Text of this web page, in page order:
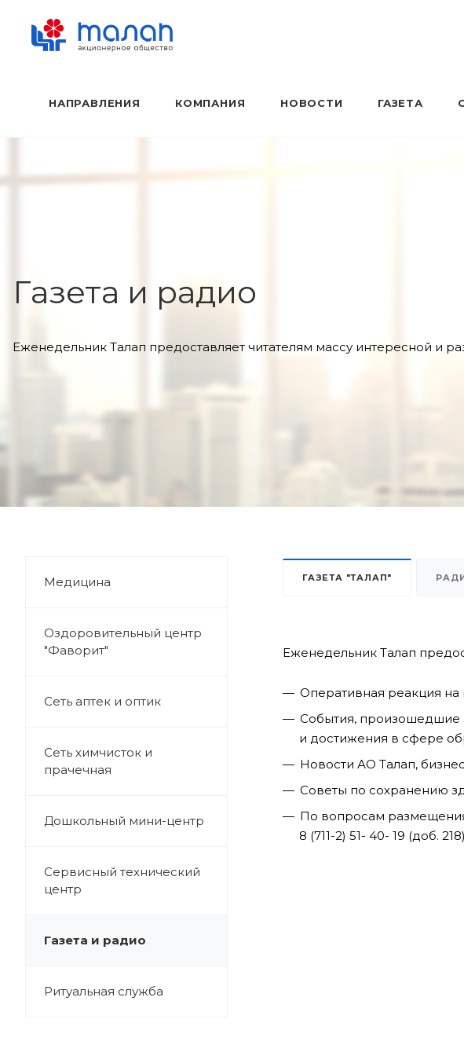
НАПРАВЛЕНИЯ КОМПАНИЯ НОВОСТИ ГАЗЕТА
Газета и радио
Еженедельник Талап предоставляет читателям массу интересной и
Медицина
Оздоровительный центр
"Фаворит"
Сеть аптек и оптик
Сеть химчисток и
прачечная
Дошкольный мини-центр
Сервисный технический
центр
Газета и радио
Ритуальная служба
ГАЗЕТА "ТАЛАП"
Еженедельник Талап
Оперативная реакция
События, произошедшие
и достижения в сфере
Новости АО Талап,
Советы по сохранению
По вопросам
8 (711-2) 51- 40- 19 (доб. 218)